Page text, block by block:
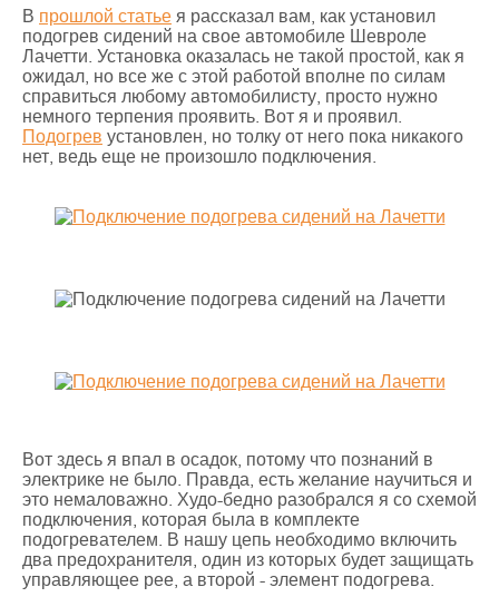
В прошлой статье я рассказал вам, как установил
подогрев сидений на свое автомобиле Шевроле
Лачетти. Установка оказалась не такой простой, как я
ожидал, но все же с этой работой вполне по силам
справиться любому автомобилисту, просто нужно
немного терпения проявить. Вот я и проявил.
Подогрев установлен, но толку от него пока никакого
нет, ведь еще не произошло подключения.
Вот здесь я впал в осадок, потому что познаний в
электрике не было. Правда, есть желание научиться и
это немаловажно. Худо-бедно разобрался я со схемой
подключения, которая была в комплекте
подогревателем. В нашу цепь необходимо включить
два предохранителя, один из которых будет защищать
управляющее рее, а второй - элемент подогрева.